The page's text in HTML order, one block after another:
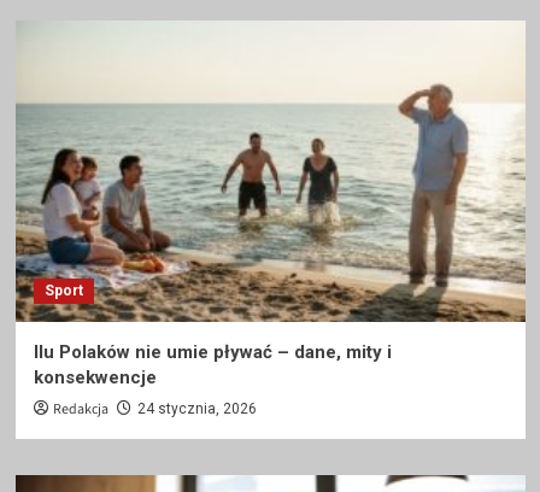
Sport
Ilu Polaków nie umie pływać – dane, mity i
konsekwencje
Redakcja 24 stycznia, 2026